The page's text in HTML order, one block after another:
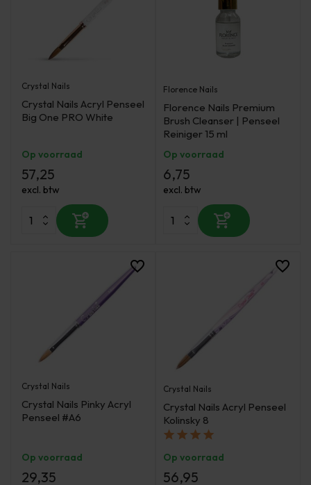
Crystal Nails
Crystal Nails Acryl Penseel
Big One PRO White
Op voorraad
57,25
excl. btw
Florence Nails
Florence Nails Premium
Brush Cleanser | Penseel
Reiniger 15 ml
Op voorraad
6,75
excl. btw
Crystal Nails
Crystal Nails Pinky Acryl
Penseel #A6
Op voorraad
29,35
Crystal Nails
Crystal Nails Acryl Penseel
Kolinsky 8
Op voorraad
56,95